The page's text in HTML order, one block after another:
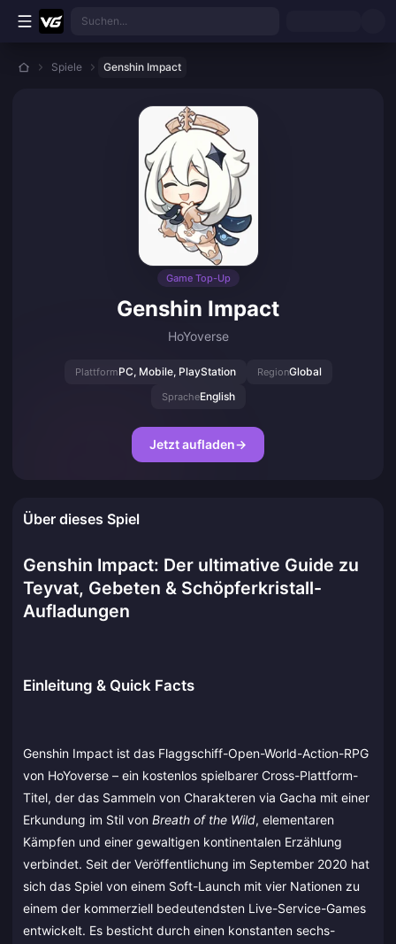
Zum Hauptinhalt springen
Suchen...
Spiele Genshin Impact
Game Top-Up
Genshin Impact
HoYoverse
PlattformPC, Mobile, PlayStation RegionGlobal
SpracheEnglish
Jetzt aufladen→
Über dieses Spiel
Genshin Impact: Der ultimative Guide zu
Teyvat, Gebeten & Schöpferkristall-
Aufladungen
Einleitung & Quick Facts
Genshin Impact ist das Flaggschiff-Open-World-Action-RPG
von HoYoverse – ein kostenlos spielbarer Cross-Plattform-
Titel, der das Sammeln von Charakteren via Gacha mit einer
Erkundung im Stil von Breath of the Wild, elementaren
Kämpfen und einer gewaltigen kontinentalen Erzählung
verbindet. Seit der Veröffentlichung im September 2020 hat
sich das Spiel von einem Soft-Launch mit vier Nationen zu
einem der kommerziell bedeutendsten Live-Service-Games
entwickelt. Es besticht durch einen konstanten sechs-